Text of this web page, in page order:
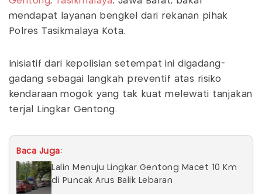
mendapat layanan bengkel dari rekanan pihak
Polres Tasikmalaya Kota.
Inisiatif dari kepolisian setempat ini digadang-
gadang sebagai langkah preventif atas risiko
kendaraan mogok yang tak kuat melewati tanjakan
terjal Lingkar Gentong.
Baca Juga:
Lalin Menuju Lingkar Gentong Macet 10 Km
di Puncak Arus Balik Lebaran